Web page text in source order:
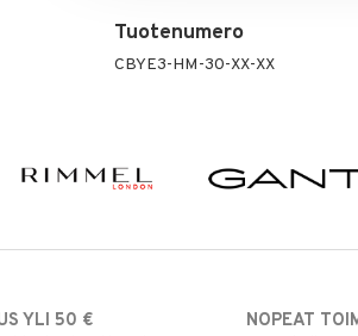
Tuotenumero
CBYE3-HM-30-XX-XX
YLI 50 € NOPEAT